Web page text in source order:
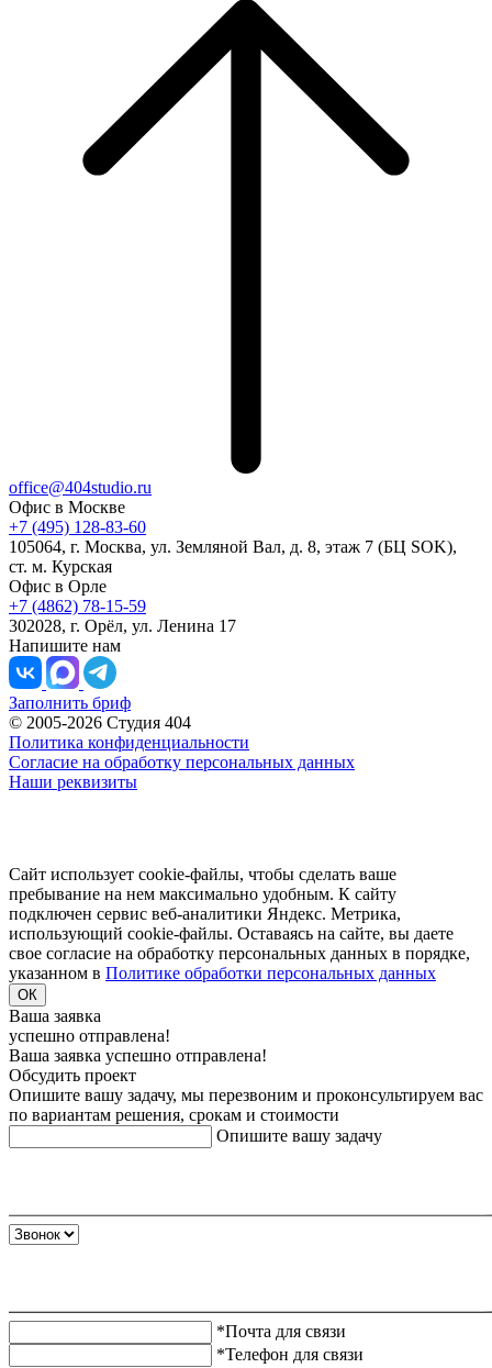
office@404studio.ru
Офис в Москве
+7 (495) 128-83-60
105064, г. Москва, ул. Земляной Вал, д. 8, этаж 7 (БЦ SOK),
ст. м. Курская
Офис в Орле
+7 (4862) 78-15-59
302028, г. Орёл, ул. Ленина 17
Напишите нам
Заполнить бриф
© 2005-2026 Студия 404
Политика конфиденциальности
Согласие на обработку персональных данных
Наши реквизиты
Сайт использует cookie-файлы, чтобы сделать ваше
пребывание на нем максимально удобным. К cайту
подключен сервис веб-аналитики Яндекс. Метрика,
использующий cookie-файлы. Оставаясь на сайте, вы даете
свое согласие на обработку персональных данных в порядке,
указанном в Политике обработки персональных данных
ОК
Ваша заявка
успешно отправлена!
Ваша заявка успешно отправлена!
Обсудить проект
Опишите вашу задачу, мы перезвоним и проконсультируем вас
по вариантам решения, срокам и стоимости
Опишите вашу задачу
*Почта для связи
*Телефон для связи